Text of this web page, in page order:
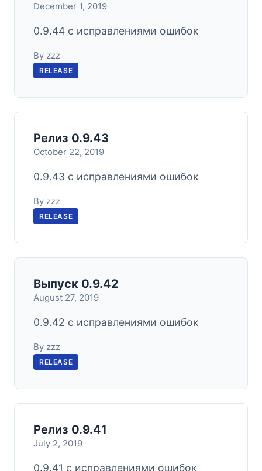
December 1, 2019
0.9.44 с исправлениями ошибок
By zzz
RELEASE
Релиз 0.9.43
October 22, 2019
0.9.43 с исправлениями ошибок
By zzz
RELEASE
Выпуск 0.9.42
August 27, 2019
0.9.42 с исправлениями ошибок
By zzz
RELEASE
Релиз 0.9.41
July 2, 2019
0.9.41 с исправлениями ошибок